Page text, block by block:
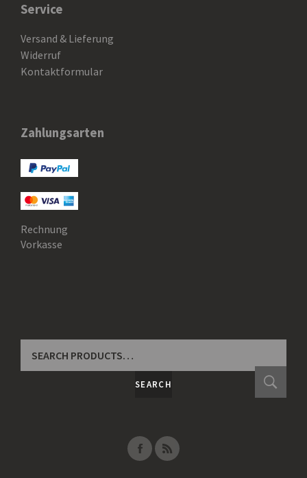
Service
Versand & Lieferung
Widerruf
Kontaktformular
Zahlungsarten
Rechnung
Vorkasse
FOR:
SEARCH